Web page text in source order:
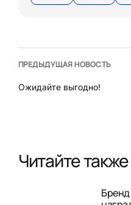
ПРЕДЫДУЩАЯ НОВОСТЬ
Ожидайте выгодно!
Читайте также